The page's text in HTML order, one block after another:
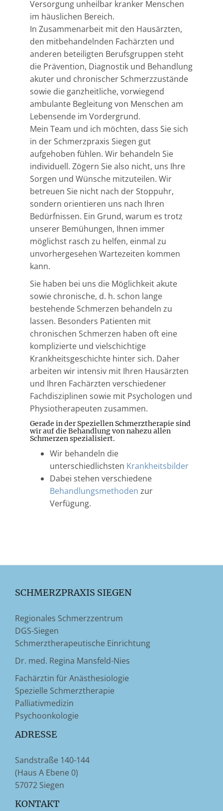
Versorgung unheilbar kranker Menschen
im häuslichen Bereich.
In Zusammenarbeit mit den Hausärzten,
den mitbehandelnden Fachärzten und
anderen beteiligten Berufsgruppen steht
die Prävention, Diagnostik und Behandlung
akuter und chronischer Schmerzzustände
sowie die ganzheitliche, vorwiegend
ambulante Begleitung von Menschen am
Lebensende im Vordergrund.
Mein Team und ich möchten, dass Sie sich
in der Schmerzpraxis Siegen gut
aufgehoben fühlen. Wir behandeln Sie
individuell. Zögern Sie also nicht, uns Ihre
Sorgen und Wünsche mitzuteilen. Wir
betreuen Sie nicht nach der Stoppuhr,
sondern orientieren uns nach Ihren
Bedürfnissen. Ein Grund, warum es trotz
unserer Bemühungen, Ihnen immer
möglichst rasch zu helfen, einmal zu
unvorhergesehen Wartezeiten kommen
kann.
Sie haben bei uns die Möglichkeit akute
sowie chronische, d. h. schon lange
bestehende Schmerzen behandeln zu
lassen. Besonders Patienten mit
chronischen Schmerzen haben oft eine
komplizierte und vielschichtige
Krankheitsgeschichte hinter sich. Daher
arbeiten wir intensiv mit Ihren Hausärzten
und Ihren Fachärzten verschiedener
Fachdisziplinen sowie mit Psychologen und
Physiotherapeuten zusammen.
Gerade in der Speziellen Schmerztherapie sind
wir auf die Behandlung von nahezu allen
Schmerzen spezialisiert.
Wir behandeln die
unterschiedlichsten Krankheitsbilder
Dabei stehen verschiedene
Behandlungsmethoden zur
Verfügung.
SCHMERZPRAXIS SIEGEN
Regionales Schmerzzentrum
DGS-Siegen
Schmerztherapeutische Einrichtung
Dr. med. Regina Mansfeld-Nies
Fachärztin für Anästhesiologie
Spezielle Schmerztherapie
Palliativmedizin
Psychoonkologie
ADRESSE
Sandstraße 140-144
(Haus A Ebene 0)
57072 Siegen
KONTAKT